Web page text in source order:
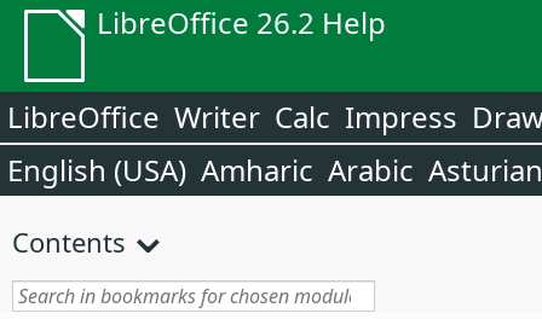
LibreOffice 26.2 Help
LibreOffice Writer Calc Impress
English (USA) Amharic Arabic Asturian
Contents